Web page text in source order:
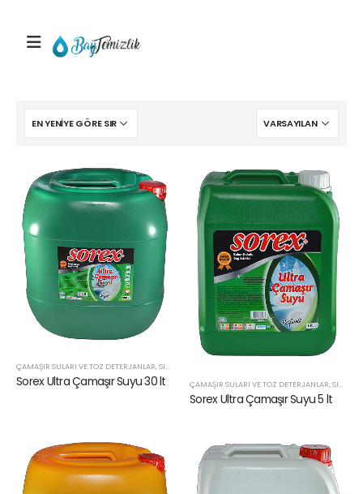
ÇAMAŞIR SULARI VE TOZ DETERJANLAR,SIVI TEMIZLIK ÜRÜNLERI
Sorex Ultra Çamaşır Suyu 30 lt ÇAMAŞIR SULARI VE TOZ DETERJANLAR,SIVI TEMIZLIK ÜRÜNLERI
Sorex Ultra Çamaşır Suyu 5 lt